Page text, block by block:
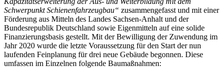
Schwerpunkt Schienenfahrzeugbau“ zusammengefasst und mit einer
Förderung aus Mitteln des Landes Sachsen-Anhalt und der
Bundesrepublik Deutschland sowie Eigenmitteln auf eine solide
Finanzierungsbasis gestellt. Mit der Bewilligung der Zuwendung im
Jahr 2020 wurde die letzte Voraussetzung für den Start der nun
laufenden Feinplanung für drei neue Gebäude begonnen. Diese
umfassen im Einzelnen folgende Baumaßnahmen: